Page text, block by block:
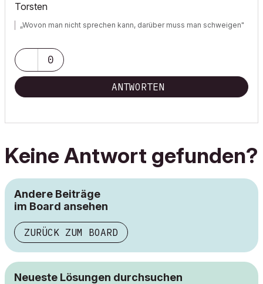
Torsten
„Wovon man nicht sprechen kann, darüber muss man schweigen"
0
ANTWORTEN
Keine Antwort gefunden?
Andere Beiträge
im Board ansehen
ZURÜCK ZUM BOARD
Neueste Lösungen durchsuchen